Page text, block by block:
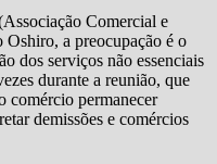
Comercial e
a preocupação é o
dos serviços não essenciais
durante a reunião, que
comércio permanecer
demissões e comércios